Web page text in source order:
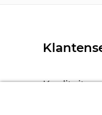
Kwaliteit